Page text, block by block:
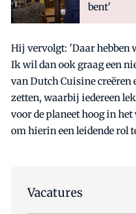
bent'
Hij vervolgt: 'Daar hebben
Ik wil dan ook graag een
van Dutch Cuisine creëren
zetten, waarbij iedereen
voor de planeet hoog in
om hierin een leidende rol
Vacatures